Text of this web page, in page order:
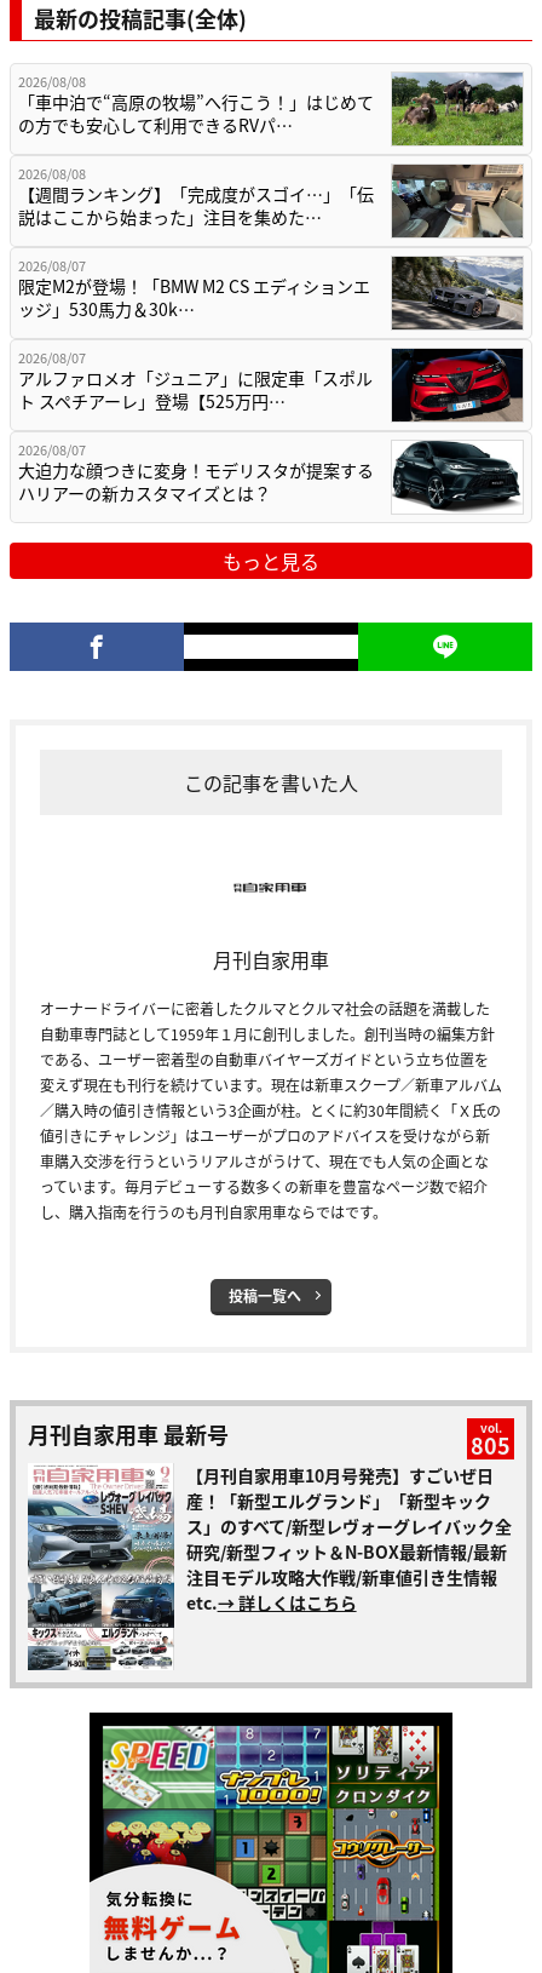
最新の投稿記事(全体)
2026/08/08
「車中泊で“高原の牧場”へ行こう！」はじめて
の方でも安心して利用できるRVパ…
2026/08/08
【週間ランキング】「完成度がスゴイ…」「伝
説はここから始まった」注目を集めた…
2026/08/07
限定M2が登場！「BMW M2 CS エディションエ
ッジ」530馬力＆30k…
2026/08/07
アルファロメオ「ジュニア」に限定車「スポル
ト スペチアーレ」登場【525万円…
2026/08/07
大迫力な顔つきに変身！モデリスタが提案する
ハリアーの新カスタマイズとは？
もっと見る
この記事を書いた人
月刊自家用車
オーナードライバーに密着したクルマとクルマ社会の話題を満載した
自動車専門誌として1959年１月に創刊しました。創刊当時の編集方針
である、ユーザー密着型の自動車バイヤーズガイドという立ち位置を
変えず現在も刊行を続けています。現在は新車スクープ／新車アルバム
／購入時の値引き情報という3企画が柱。とくに約30年間続く「Ｘ氏の
値引きにチャレンジ」はユーザーがプロのアドバイスを受けながら新
車購入交渉を行うというリアルさがうけて、現在でも人気の企画とな
っています。毎月デビューする数多くの新車を豊富なページ数で紹介
し、購入指南を行うのも月刊自家用車ならではです。
投稿一覧へ
月刊自家用車 最新号 vol.
805
【月刊自家用車10月号発売】すごいぜ日
産！「新型エルグランド」「新型キック
ス」のすべて/新型レヴォーグレイバック全
研究/新型フィット＆N-BOX最新情報/最新
注目モデル攻略大作戦/新車値引き生情報
etc.→ 詳しくはこちら